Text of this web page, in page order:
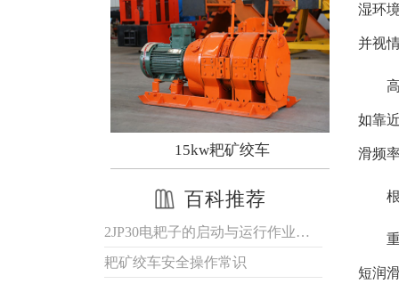
2JPB-7.5耙矿绞车
百科推荐
2JP30电耙子的启动与运行作业注意
耙矿绞车安全操作常识
湿环
并视
如靠
滑频
短润